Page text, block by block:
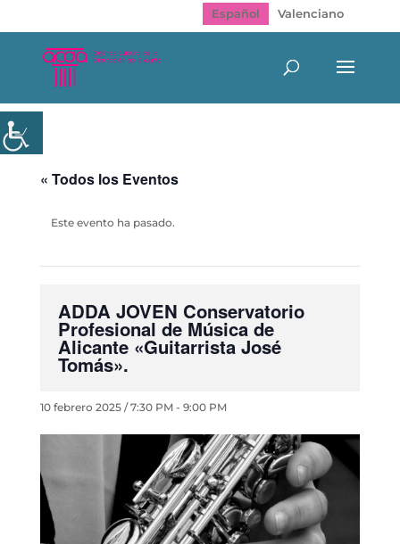
Español Valenciano
« Todos los Eventos
Este evento ha pasado.
ADDA JOVEN Conservatorio
Profesional de Música de
Alicante «Guitarrista José
Tomás».
10 febrero 2025 / 7:30 PM- 9:00 PM